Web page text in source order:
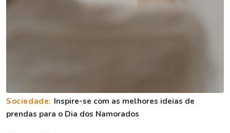
Sociedade: Inspire-se com as melhores ideias de
prendas para o Dia dos Namorados